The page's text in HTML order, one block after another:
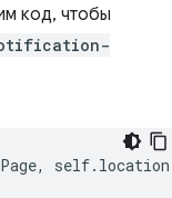
код, чтобы
, self. location